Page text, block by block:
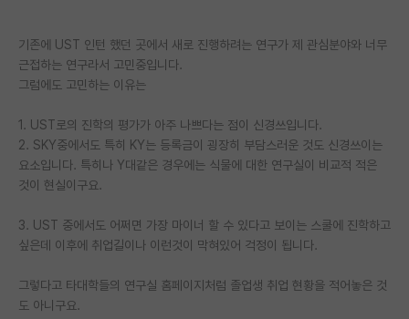
학술 정보 게시판
홍보 게시판
커리어
유학교육
반도체 아카데미
기존에 UST 인턴 했던 곳에서 새로 진행하려는 연구가 제 관심분야와 너무
근접하는 연구라서 고민중입니다.
그럼에도 고민하는 이유는
1. UST로의 진학의 평가가 아주 나쁘다는 점이 신경쓰입니다.
2. SKY중에서도 특히 KY는 등록금이 굉장히 부담스러운 것도 신경쓰이는
요소입니다. 특히나 Y대같은 경우에는 식물에 대한 연구실이 비교적 적은
것이 현실이구요.
3. UST 중에서도 어쩌면 가장 마이너 할 수 있다고 보이는 스쿨에 진학하고
싶은데 이후에 취업길이나 이런것이 막혀있어 걱정이 됩니다.
그렇다고 타대학들의 연구실 홈페이지처럼 졸업생 취업 현황을 적어놓은 것
도 아니구요.